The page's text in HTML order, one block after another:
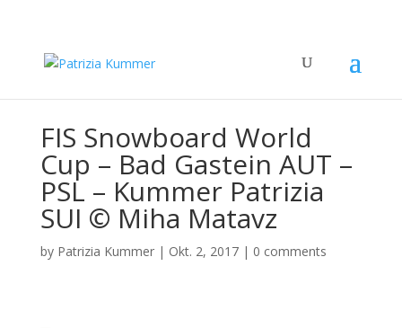
FIS Snowboard World
Cup – Bad Gastein AUT –
PSL – Kummer Patrizia
SUI © Miha Matavz
by Patrizia Kummer| Okt. 2, 2017| 0 comments